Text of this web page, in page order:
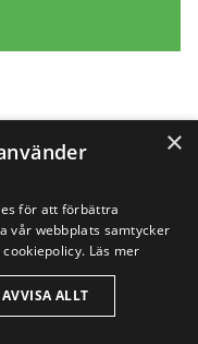
×
för att förbättra
vår webbplats samtycker
Läs mer
AVVISA ALLT